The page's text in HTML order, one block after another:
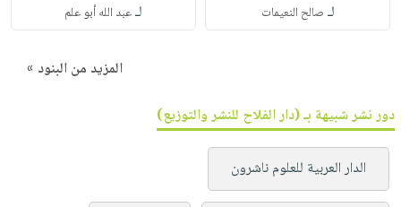
لـ صالح النعيمات لـعبد الله أبو علم
المزيد من البنود »
دور نشر شبيهة بـ (دار الفلاح للنشر والتوزيع)
الدار العربية للعلوم ناشرون